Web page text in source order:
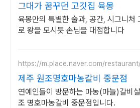
그대가 꿈꾸던 고깃집 육몽
육몽만의 특별한 술과, 공간, 시그니처
로 왕을 모시듯 손님을 대접합니다
https://m.place.naver.com/
제주 원조명호마농갈비 중문점
연예인들이 방문하는 마농(마늘)갈비
조 명호마농갈비 중문점입니다.